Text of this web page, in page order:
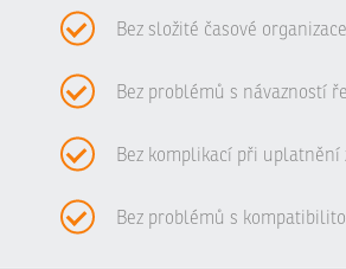
Bez složité časové organizace
Bez problémů s návazností
Bez komplikací při uplatnění
Bez problémů s